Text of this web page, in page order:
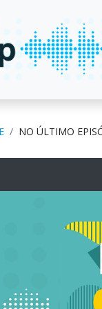
NO ÚLTIMO